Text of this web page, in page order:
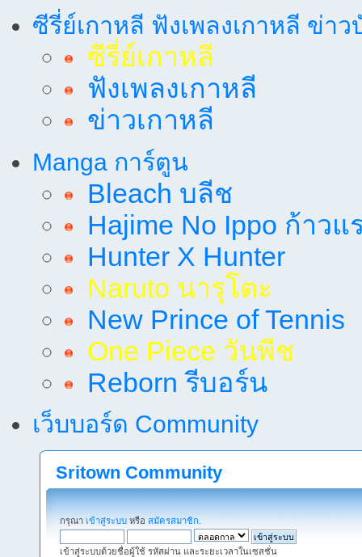
ซีรี่ย์เกาหลี ฟังเพลงเกาหลี ข่าว
ซีรี่ย์เกาหลี
ฟังเพลงเกาหลี
ข่าวเกาหลี
Manga การ์ตูน
Bleach บลีช
Hajime No Ippo ก้าวแ
Hunter X Hunter
Naruto นารุโตะ
New Prince of Tennis
One Piece วันพีช
Reborn รีบอร์น
เว็บบอร์ด Community
Sritown Community
กรุณา เข้าสู่ระบบ หรือ สมัครสมาชิก
เข้าสู่ระบบด้วยชื่อผู้ใช้ รหัสผ่าน และระยะเวลาในเซสชั่น